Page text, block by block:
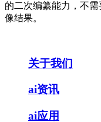
的二次编纂能力，不
像结果。
关于我们
ai资讯
ai应用